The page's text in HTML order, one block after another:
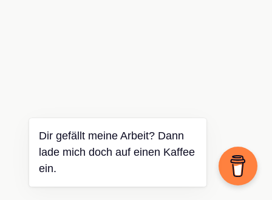
Dir gefällt meine Arbeit? Dann
lade mich doch auf einen Kaffee
ein.